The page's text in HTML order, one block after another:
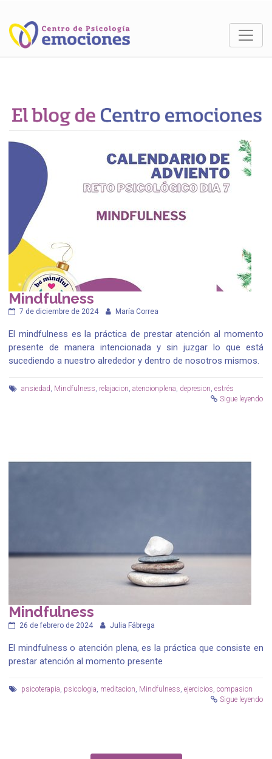
Mindfulness
7 de diciembre de 2024 María Correa
El mindfulness es la práctica de prestar atención al momento
presente de manera intencionada y sin juzgar lo que está
sucediendo a nuestro alrededor y dentro de nosotros mismos.
ansiedad, Mindfulness, relajacion, atencionplena, depresion, estrés
Sigue leyendo
Mindfulness
26 de febrero de 2024 Julia Fábrega
El mindfulness o atención plena, es la práctica que consiste en
prestar atención al momento presente
psicoterapia, psicologia, meditacion, Mindfulness, ejercicios, compasion
Sigue leyendo